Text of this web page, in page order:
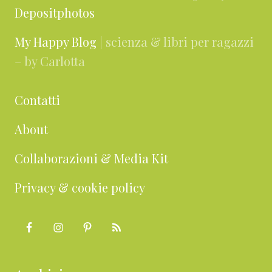
Depositphotos
My Happy Blog | scienza & libri per ragazzi
– by Carlotta
Contatti
About
Collaborazioni & Media Kit
Privacy & cookie policy